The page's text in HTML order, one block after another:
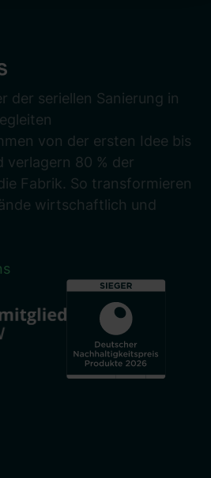
der seriellen Sanierung in
von der ersten Idee bis
verlagern 80 % der
Fabrik. So transformieren
wirtschaftlich und